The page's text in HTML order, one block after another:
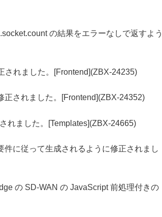
の結果をエラーなしで返すよう
されました。[Frontend](ZBX-24235)
されました。[Frontend](ZBX-24352)
れました。[Templates](ZBX-24665)
に従って生成されるように修正されまし
の SD-WAN の JavaScript 前処理付きの